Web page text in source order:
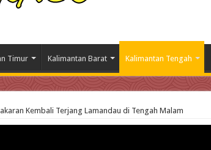
Timur Kalimantan Barat Kalimantan Tengah
Kembali Terjang Lamandau di Tengah Malam